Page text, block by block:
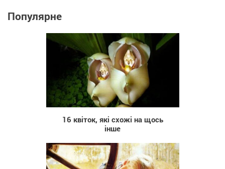
Популярне
16 квіток, які схожі на щось
інше